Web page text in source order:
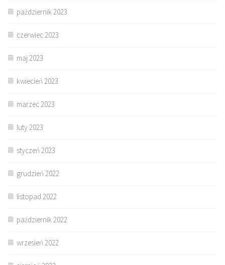
październik 2023
czerwiec 2023
maj 2023
kwiecień 2023
marzec 2023
luty 2023
styczeń 2023
grudzień 2022
listopad 2022
październik 2022
wrzesień 2022